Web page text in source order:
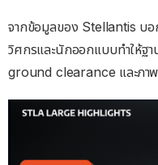
จากข้อมูลของ Stellantis บ
วิศกรและนักออกแบบทำให้ฐา
ground clearance และภาพ